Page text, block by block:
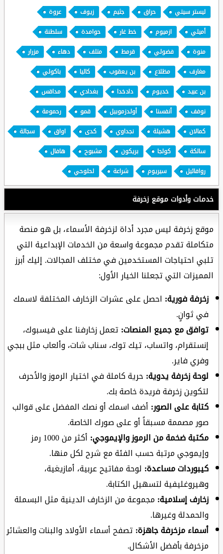
ليستر سيتي
حراق جثيم زيوف
عروة
أميلي
ازميوم خط غار حوامدة
سلطنة
منوة
فضولي قرمط متلف دهاء
مزرار
مغارف
مظلاع بن يعقوب كاليا
باكولي
بن عبيد
خديوم دادخدا بغدادي
مداقس
نوفف
أنفسنا أولدزموبيل قمو
رحمومة
كمالان
هشيلة نجداوي كدى اواق
سجالة
سالكة
كولجا بريكون مشبوح
هافال
روافائيل
سيريوم شراعة لحلوحي
خدمات وأدوات موقع زخرفة
موقع زخرفة ليس مجرد أداة لزخرفة الأسماء، بل هو منصة
متكاملة تقدم مجموعة واسعة من الخدمات الإبداعية التي
تلبي احتياجات المستخدمين في مختلف المجالات. إليك أبرز
المميزات التي تجعلنا الخيار الأول:
زخرفة فورية: احصل على عشرات الزخارف المختلفة لاسمك
في ثوانٍ.
توافق مع جميع المنصات: تعمل زخارفنا على فيسبوك،
إنستقرام، واتساب، تيك توك، سناب شات، وألعاب مثل ببجي
وفري فاير.
لوحة زخرفة يدوية: حرية كاملة في اختيار الرموز والأحرف
لتكوين زخرفة فريدة خاصة بك.
كتابة على الصور: أضف اسمك أو نصك المفضل على قوالب
صور مصممة مسبقاً أو على صورك الخاصة.
مكتبة ضخمة من الرموز والإيموجي:
أكثر من 1000 رمز
وإيموجي مرتبة حسب الفئة مع شرح لكل منها.
كيبوردات مساعدة: لوحة مفاتيح عربية، أمازيغية،
وهيروغليفية لتسهيل الكتابة.
زخارف إسلامية: مجموعة من الزخارف الدينية مثل البسملة
والحمدلة وغيرها.
أسماء مزخرفة جاهزة: تصفح أسماء الأولاد والبنات والعشائر
مزخرفة بأفضل الأشكال.